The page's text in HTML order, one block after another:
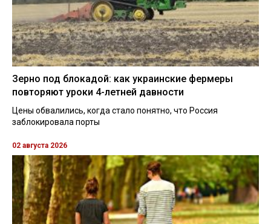
Зерно под блокадой: как украинские фермеры
повторяют уроки 4-летней давности
Цены обвалились, когда стало понятно, что Россия
заблокировала порты
02 августа 2026